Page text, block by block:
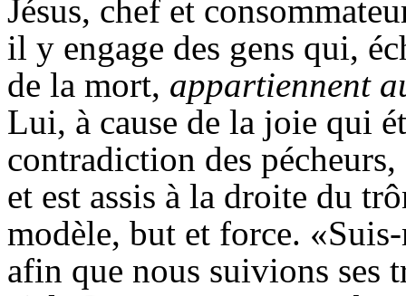
Jésus, chef et
il y engage des gens qui,
de la mort, appartiennent
Lui, à cause de la joie qui
contradiction des
et est assis à la droite du
modèle, but et force.
afin que nous suivions ses